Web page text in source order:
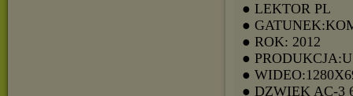
● LEKTOR PL
●
● ROK: 2012
●
●
● DZWIEK AC-3